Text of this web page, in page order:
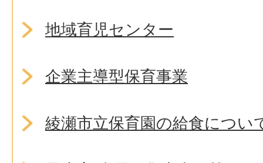
地域育児センター
企業主導型保育事業
綾瀬市立保育園の給食につい